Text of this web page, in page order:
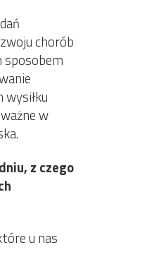
chorób
sposobem
w
z czego
u nas